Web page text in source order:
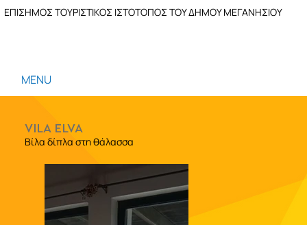
ΕΠΙΣΗΜΟΣ ΤΟΥΡΙΣΤΙΚΟΣ ΙΣΤΟΤΟΠΟΣ ΤΟΥ ΔΗΜΟΥ ΜΕΓΑΝΗΣΙΟΥ
MENU
VILA ELVA
Βίλα δίπλα στη θάλασσα